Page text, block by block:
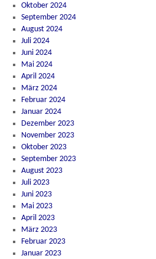
Oktober 2024
September 2024
August 2024
Juli 2024
Juni 2024
Mai 2024
April 2024
März 2024
Februar 2024
Januar 2024
Dezember 2023
November 2023
Oktober 2023
September 2023
August 2023
Juli 2023
Juni 2023
Mai 2023
April 2023
März 2023
Februar 2023
Januar 2023